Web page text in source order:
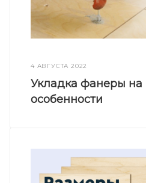
4 АВГУСТА 2022
Укладка фанеры на
особенности